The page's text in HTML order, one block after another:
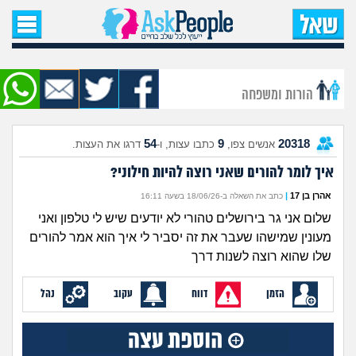
עמוד הבית
שאל שאלה
שאלות חדשות
שאלות שעוררו עניין
עצות חדשות
מה קורה כאן?
מתחם הטיפים
מדורים
הורות ומשפחה
20318 אנשים צפו, 9 כתבו עצות, ו-54 דרגו את העצות.
איך לומר להורים שאני רוצה להיות חילוני?
אהרן בן 17 | כתב את השאלה ב-18/06/26 בשעה 16:11
שלום אני גר בירושלים טהורי לא יודעים שיש לי טלפון ואני
מעונין שמישהו שעבר את זה יסביר לי איך הוא אמר להורים
שלו שהוא רוצה לשנות דרך
הזמן דווח עקוב נהל